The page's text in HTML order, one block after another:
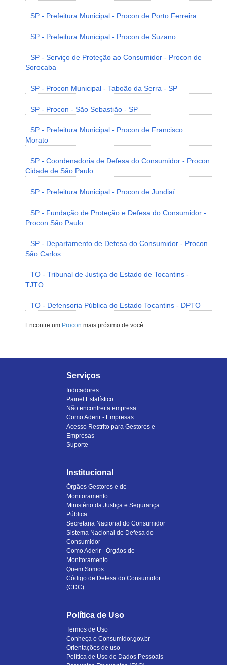
SP - Prefeitura Municipal - Procon de Porto Ferreira
SP - Prefeitura Municipal - Procon de Suzano
SP - Serviço de Proteção ao Consumidor - Procon de
Sorocaba
SP - Procon Municipal - Taboão da Serra - SP
SP - Procon - São Sebastião - SP
SP - Prefeitura Municipal - Procon de Francisco
Morato
SP - Coordenadoria de Defesa do Consumidor - Procon
Cidade de São Paulo
SP - Prefeitura Municipal - Procon de Jundiaí
SP - Fundação de Proteção e Defesa do Consumidor -
Procon São Paulo
SP - Departamento de Defesa do Consumidor - Procon
São Carlos
TO - Tribunal de Justiça do Estado de Tocantins -
TJTO
TO - Defensoria Pública do Estado Tocantins - DPTO
Encontre um Procon mais próximo de você.
Serviços
Indicadores
Painel Estatístico
Não encontrei a empresa
Como Aderir - Empresas
Acesso Restrito para Gestores e
Empresas
Suporte
Institucional
Órgãos Gestores e de
Monitoramento
Ministério da Justiça e Segurança
Pública
Secretaria Nacional do Consumidor
Sistema Nacional de Defesa do
Consumidor
Como Aderir - Órgãos de
Monitoramento
Quem Somos
Código de Defesa do Consumidor
(CDC)
Política de Uso
Termos de Uso
Conheça o Consumidor.gov.br
Orientações de uso
Política de Uso de Dados Pessoais